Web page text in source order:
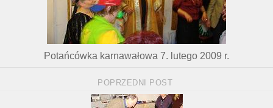
Potańcówka karnawałowa 7. lutego 2009 r.
POPRZEDNI POST